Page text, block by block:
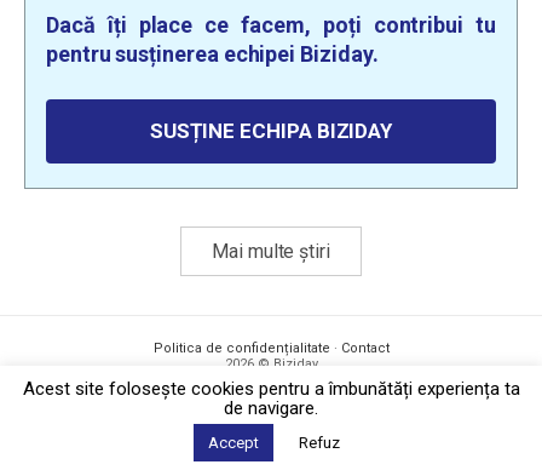
Dacă îți place ce facem, poți contribui tu
pentru susținerea echipei Biziday.
SUSȚINE ECHIPA BIZIDAY
Mai multe știri
Politica de confidențialitate · Contact
2026 © Biziday
Acest site foloseşte cookies pentru a îmbunătăți experiența ta
de navigare.
Accept Refuz